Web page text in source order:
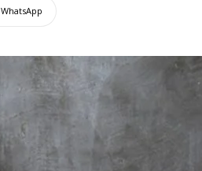
WhatsApp